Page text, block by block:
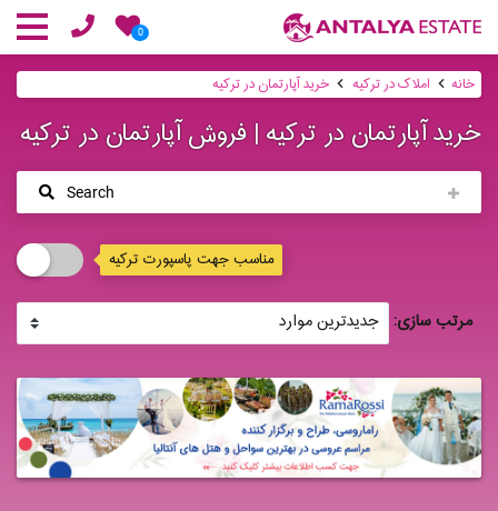
0
خانه املاک در ترکیه خرید آپارتمان در ترکیه
خرید آپارتمان در ترکیه | فروش آپارتمان در ترکیه
Search
مناسب جهت پاسپورت ترکیه
مرتب سازی: